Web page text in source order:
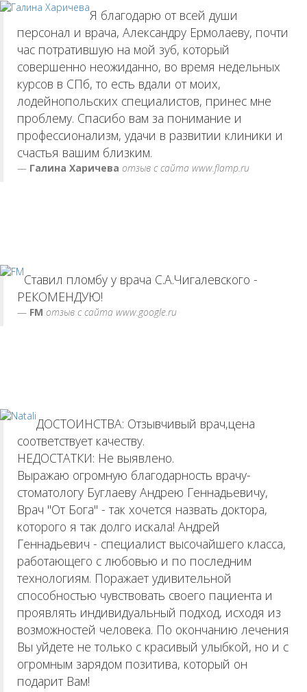
Я благодарю от всей души
персонал и врача, Александру Ермолаеву, почти
час потратившую на мой зуб, который
совершенно неожиданно, во время недельных
курсов в СПб, то есть вдали от моих,
лодейнопольских специалистов, принес мне
проблему. Спасибо вам за понимание и
профессионализм, удачи в развитии клиники и
счастья вашим близким.
Галина Харичева отзыв с сайта www.flamp.ru
Ставил пломбу у врача С.А.Чигалевского -
РЕКОМЕНДУЮ!
FM отзыв с сайта www.google.ru
ДОСТОИНСТВА: Отзывчивый врач,цена
соответствует качеству.
НЕДОСТАТКИ: Не выявлено.
Выражаю огромную благодарность врачу-
стоматологу Буглаеву Андрею Геннадьевичу,
Врач "От Бога" - так хочется назвать доктора,
которого я так долго искала! Андрей
Геннадьевич - специалист высочайшего класса,
работающего с любовью и по последним
технологиям. Поражает удивительной
способностью чувствовать своего пациента и
проявлять индивидуальный подход, исходя из
возможностей человека. По окончанию лечения
Вы уйдете не только с красивый улыбкой, но и с
огромным зарядом позитива, который он
подарит Вам!